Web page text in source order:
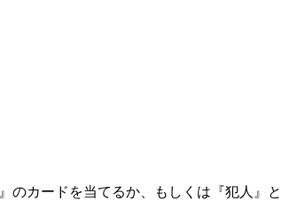
カードを当てるか、もしくは『犯人』